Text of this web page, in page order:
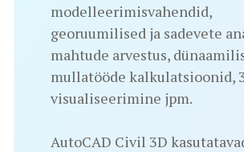
modelleerimisvahendid,
georuumilised ja sadevete
mahtude arvestus,
mullatööde kalkulatsioonid,
visualiseerimine jpm.
AutoCAD Civil 3D